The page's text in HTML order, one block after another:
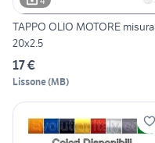
TAPPO OLIO MOTORE misura
20x2.5
17 €
Lissone(MB)